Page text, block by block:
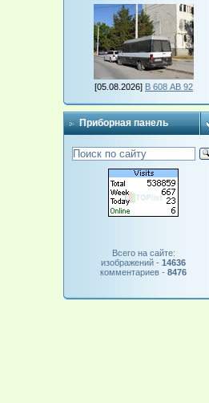
[05.08.2026] В 608 АВ 92
Приборная панель
Всего на сайте:
изображений -14636
комментариев -8476